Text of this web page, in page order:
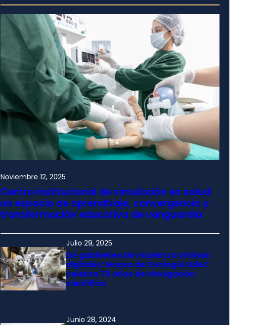
Noviembre 12, 2025
Centro institucional de simulación en salud:
un espacio de aprendizaje, convergencia y
transformación educativa de vanguardia
Julio 29, 2025
De gabinetes de madera a vitrinas
digitales: Museo de Zoología UdeC
celebra 70 años de divulgación
científica
Junio 28, 2024